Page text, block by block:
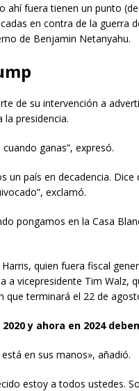
ahí fuera tienen un punto
en contra de la guerra
de Benjamin Netanyahu.
de su intervención a
presidencia.
ganas”, expresó.
un país en decadencia.
exclamó.
pongamos en la Casa
quien fuera fiscal
a vicepresidente Tim Walz,
que terminará el 22 de
y ahora en 2024
en sus manos», añadió.
estoy a todos ustedes.